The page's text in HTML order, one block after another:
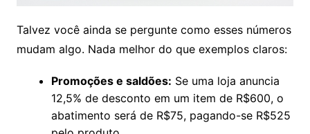
Talvez você ainda se pergunte como esses números
mudam algo. Nada melhor do que exemplos claros:
Promoções e saldões: Se uma loja anuncia
12,5% de desconto em um item de R$600, o
abatimento será de R$75, pagando-se R$525